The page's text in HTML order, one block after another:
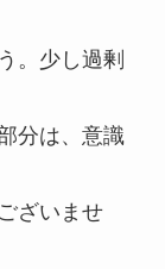
。少し過剰
分は、意識
ざいませ